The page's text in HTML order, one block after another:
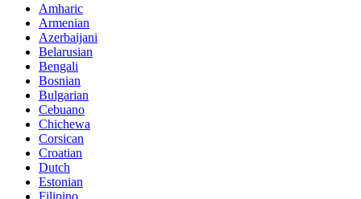
Amharic
Armenian
Azerbaijani
Belarusian
Bengali
Bosnian
Bulgarian
Cebuano
Chichewa
Corsican
Croatian
Dutch
Estonian